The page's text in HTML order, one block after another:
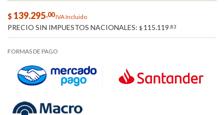
$ 139.295,00IVA Incluido
PRECIO SIN IMPUESTOS NACIONALES: $ 115.119 ,83
FORMAS DE PAGO